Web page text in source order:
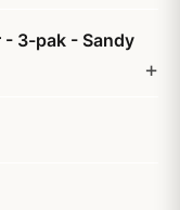
- 3-pak - Sandy